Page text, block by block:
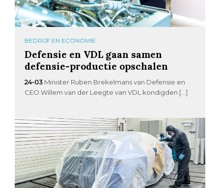
BEDRIJF EN ECONOMIE
Defensie en VDL gaan samen
defensie-productie opschalen
24-03 Minister Ruben Brekelmans van Defensie en
CEO Willem van der Leegte van VDL kondigden […]